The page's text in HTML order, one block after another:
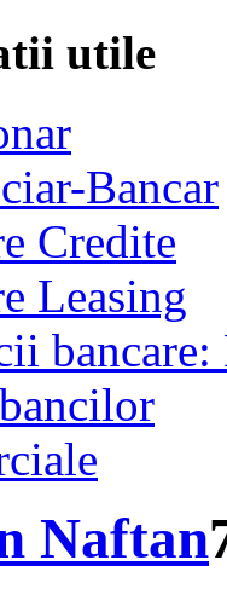
utile
Bancar
Credite
Leasing
Naftan